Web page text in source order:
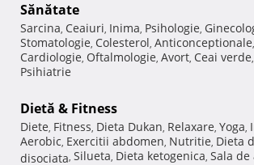
Sănătate
Sarcina, Ceaiuri, Inima, Psihologie,
Stomatologie, Colesterol, Anticonceptionale,
Cardiologie, Oftalmologie, Avort, Ceai verde,
Psihiatrie
Dietă & Fitness
Diete, Fitness, Dieta Dukan, Relaxare, Yoga,
Aerobic, Exercitii abdomen, Nutritie, Dieta
disociata, Silueta, Dieta ketogenica, Sala de